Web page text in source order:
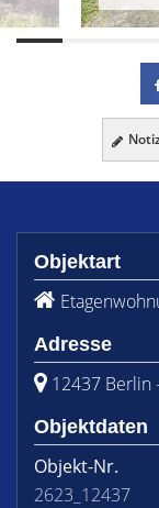
Objektart
Adresse
12437 Berlin
Objektdaten
Objekt-Nr.
2623_12437